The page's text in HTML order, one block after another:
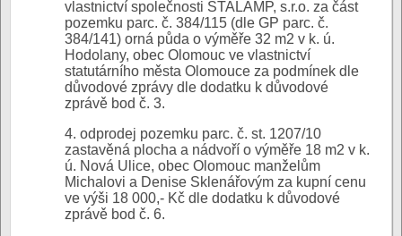
vlastnictví společnosti STALAMP, s.r.o. za část
pozemku parc. č. 384/115 (dle GP parc. č.
384/141) orná půda o výměře 32 m2 v k. ú.
Hodolany, obec Olomouc ve vlastnictví
statutárního města Olomouce za podmínek dle
důvodové zprávy dle dodatku k důvodové
zprávě bod č. 3.
4. odprodej pozemku parc. č. st. 1207/10
zastavěná plocha a nádvoří o výměře 18 m2 v k.
ú. Nová Ulice, obec Olomouc manželům
Michalovi a Denise Sklenářovým za kupní cenu
ve výši 18 000,- Kč dle dodatku k důvodové
zprávě bod č. 6.